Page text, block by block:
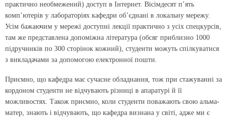
практично необмежений) доступ в Інтернет. Вісімдесят п’ять
комп’ютерів у лабораторіях кафедри об’єднані в локальну мережу.
Усім бажаючим у мережі доступні лекції практично з усіх спецкурсів,
там же представлена допоміжна література (обсяг приблизно 1000
підручників по 300 сторінок кожний), студенти можуть спілкуватися
з викладачами за допомогою електронної пошти.
Приємно, що кафедра має сучасне обладнання, тож при стажуванні за
кордоном студенти не відчувають різниці в апаратурі й її
можливостях. Також приємно, коли студенти поважають свою альма-
матер, знають і відчувають, що кафедра визнана у світі, адже ми є